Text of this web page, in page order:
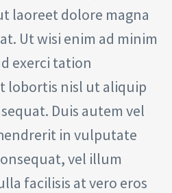
laoreet dolore magna
Ut wisi enim ad minim
exerci tation
lobortis nisl ut aliquip
Duis autem vel
in vulputate
vel illum
facilisis at vero eros